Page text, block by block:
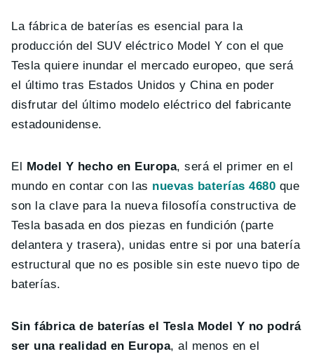
La fábrica de baterías es esencial para la
producción del SUV eléctrico Model Y con el que
Tesla quiere inundar el mercado europeo, que será
el último tras Estados Unidos y China en poder
disfrutar del último modelo eléctrico del fabricante
estadounidense.
El Model Y hecho en Europa, será el primer en el
mundo en contar con las nuevas baterías 4680 que
son la clave para la nueva filosofía constructiva de
Tesla basada en dos piezas en fundición (parte
delantera y trasera), unidas entre si por una batería
estructural que no es posible sin este nuevo tipo de
baterías.
Sin fábrica de baterías el Tesla Model Y no podrá
ser una realidad en Europa, al menos en el